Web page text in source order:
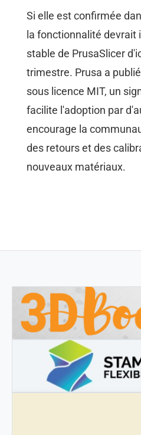
Si elle est confirmée
la fonctionnalité devrait
stable de PrusaSlicer
trimestre. Prusa a
sous licence MIT, un
facilite l'adoption par
encourage la
des retours et des
nouveaux matériaux.
3DBOOSTER
3DBooster - Prodotti innovativi per